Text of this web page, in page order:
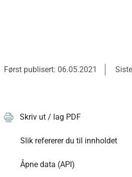
Først publisert: 06.05.2021
Skriv ut / lag PDF
Slik refererer du til innholdet
Åpne data (API)